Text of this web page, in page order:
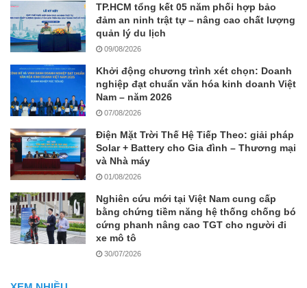
TP.HCM tổng kết 05 năm phối hợp bảo
đảm an ninh trật tự – nâng cao chất lượng
quản lý du lịch
09/08/2026
Khởi động chương trình xét chọn: Doanh
nghiệp đạt chuẩn văn hóa kinh doanh Việt
Nam – năm 2026
07/08/2026
Điện Mặt Trời Thế Hệ Tiếp Theo: giải pháp
Solar + Battery cho Gia đình – Thương mại
và Nhà máy
01/08/2026
Nghiên cứu mới tại Việt Nam cung cấp
bằng chứng tiềm năng hệ thống chống bó
cứng phanh nâng cao TGT cho người đi
xe mô tô
30/07/2026